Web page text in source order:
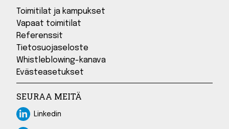
Toimitilat ja kampukset
Vapaat toimitilat
Referenssit
Tietosuojaseloste
Whistleblowing-kanava
Evästeasetukset
SEURAA MEITÄ
LinkedinLinkedin